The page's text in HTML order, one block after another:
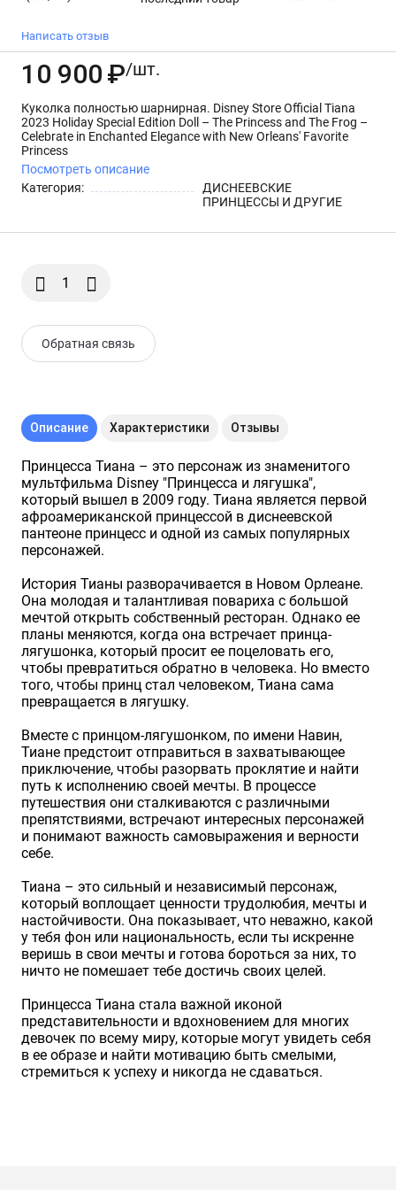
Написать отзыв
10 900 ₽/шт.
Куколка полностью шарнирная. Disney Store Official Tiana
2023 Holiday Special Edition Doll – The Princess and The Frog –
Celebrate in Enchanted Elegance with New Orleans' Favorite
Princess
Посмотреть описание
Категория:
ДИСНЕЕВСКИЕ
ПРИНЦЕССЫ И ДРУГИЕ
Обратная связь
Описание Характеристики Отзывы
Принцесса Тиана – это персонаж из знаменитого
мультфильма Disney "Принцесса и лягушка",
который вышел в 2009 году. Тиана является первой
афроамериканской принцессой в диснеевской
пантеоне принцесс и одной из самых популярных
персонажей.
История Тианы разворачивается в Новом Орлеане.
Она молодая и талантливая повариха с большой
мечтой открыть собственный ресторан. Однако ее
планы меняются, когда она встречает принца-
лягушонка, который просит ее поцеловать его,
чтобы превратиться обратно в человека. Но вместо
того, чтобы принц стал человеком, Тиана сама
превращается в лягушку.
Вместе с принцом-лягушонком, по имени Навин,
Тиане предстоит отправиться в захватывающее
приключение, чтобы разорвать проклятие и найти
путь к исполнению своей мечты. В процессе
путешествия они сталкиваются с различными
препятствиями, встречают интересных персонажей
и понимают важность самовыражения и верности
себе.
Тиана – это сильный и независимый персонаж,
который воплощает ценности трудолюбия, мечты и
настойчивости. Она показывает, что неважно, какой
у тебя фон или национальность, если ты искренне
веришь в свои мечты и готова бороться за них, то
ничто не помешает тебе достичь своих целей.
Принцесса Тиана стала важной иконой
представительности и вдохновением для многих
девочек по всему миру, которые могут увидеть себя
в ее образе и найти мотивацию быть смелыми,
стремиться к успеху и никогда не сдаваться.